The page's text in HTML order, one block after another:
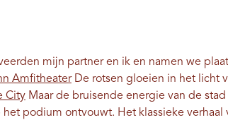
mijn partner en ik en namen we
AmfitheaterDe rotsen gloeien in het licht
CityMaar de bruisende energie van de
podium ontvouwt. Het klassieke